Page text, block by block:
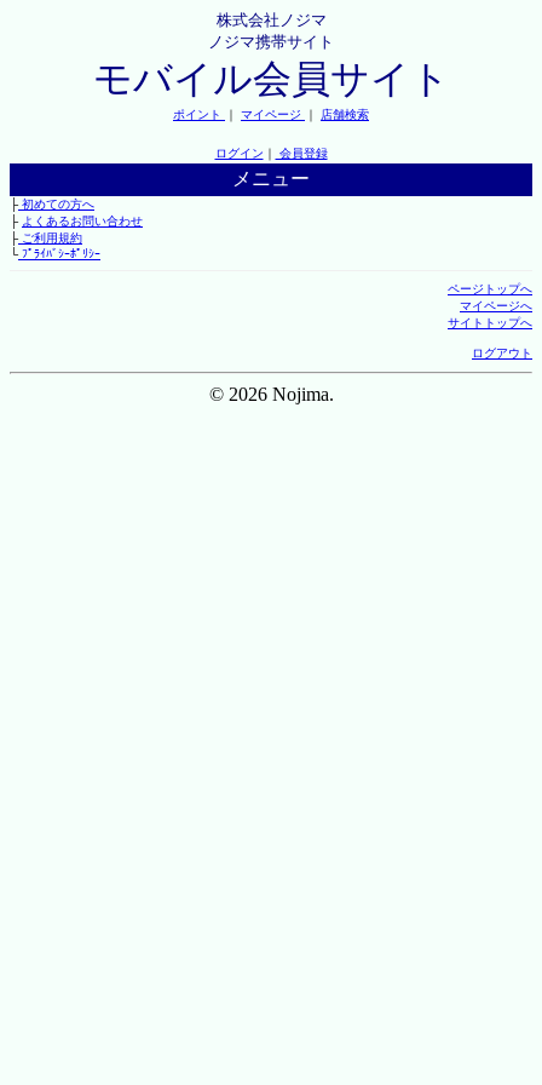
株式会社ノジマ
ノジマ携帯サイト
モバイル会員サイト
ポイント ｜ マイページ ｜ 店舗検索
ログイン ｜ 会員登録
メニュー
├初めての方へ
├ よくあるお問い合わせ
├ご利用規約
└ﾌﾟﾗｲﾊﾞｼｰﾎﾟﾘｼｰ
ページトップへ
マイページへ
サイトトップへ
ログアウト
© 2026 Nojima.